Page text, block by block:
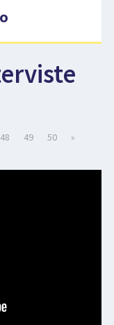
48 49 50 »